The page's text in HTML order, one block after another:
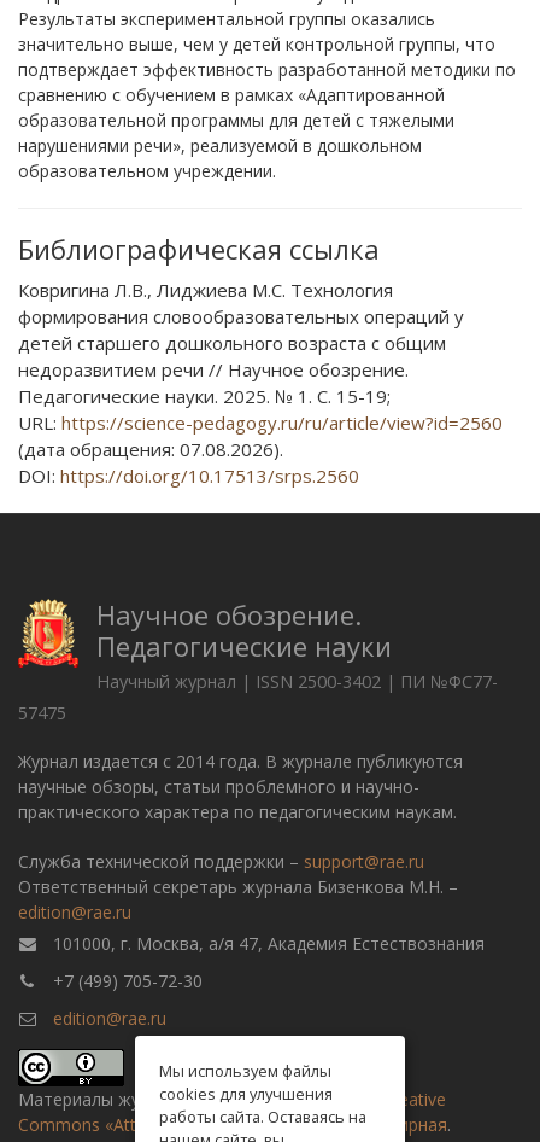
Результаты экспериментальной группы оказались
значительно выше, чем у детей контрольной группы, что
подтверждает эффективность разработанной методики по
сравнению с обучением в рамках «Адаптированной
образовательной программы для детей с тяжелыми
нарушениями речи», реализуемой в дошкольном
образовательном учреждении.
Библиографическая ссылка
Ковригина Л.В., Лиджиева М.С. Технология
формирования словообразовательных операций у
детей старшего дошкольного возраста с общим
недоразвитием речи // Научное обозрение.
Педагогические науки. 2025. № 1. С. 15-19;
URL: https://science-pedagogy.ru/ru/article/view?id=2560
(дата обращения: 07.08.2026).
DOI: https://doi.org/10.17513/srps.2560
Научное обозрение.
Педагогические науки
Научный журнал | ISSN 2500-3402 | ПИ №ФС77-
57475
Журнал издается с 2014 года. В журнале публикуются
научные обзоры, статьи проблемного и научно-
практического характера по педагогическим наукам.
Служба технической поддержки – support@rae.ru
Ответственный секретарь журнала Бизенкова М.Н. –
edition@rae.ru
101000, г. Москва, а/я 47, Академия Естествознания
+7 (499) 705-72-30
edition@rae.ru
Материалы журнала доступны полицензии Creative
Commons «Attribution» («Атрибуция») 4.0 Всемирная.
Мы используем файлы
cookies для улучшения
работы сайта. Оставаясь на